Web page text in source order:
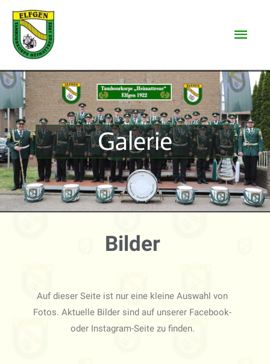
Galerie
Bilder
Auf dieser Seite ist nur eine kleine Auswahl von
Fotos. Aktuelle Bilder sind auf unserer Facebook-
oder Instagram-Seite zu finden.